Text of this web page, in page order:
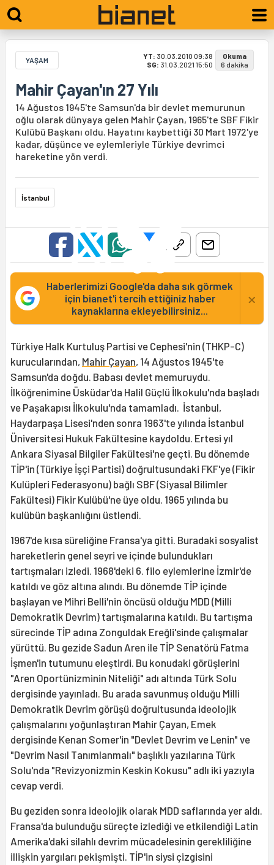
YAŞAM YT: 30.03.2010 09:38
SG: 31.03.2021 15:50
Okuma
6 dakika
Mahir Çayan'ın 27 Yılı
14 Ağustos 1945'te Samsun'da bir devlet memurunun
oğlu olarak dünyaya gelen Mahir Çayan, 1965'te SBF Fikir
Kulübü Başkanı oldu. Hayatını kaybettiği 30 Mart 1972'ye
kadar, düşünce ve eylemleriyle Türkiye devrimci
hareketine yön verdi.
İstanbul
Haberlerimizi Google'da daha sık görmek
için bianet'i tercih ettiğiniz haber
kaynaklarına ekleyebilirsiniz...
×
Türkiye Halk Kurtuluş Partisi ve Cephesi'nin (THKP-C)
kurucularından, Mahir Çayan, 14 Ağustos 1945'te
Samsun'da doğdu. Babası devlet memuruydu.
İlköğrenimine Üsküdar'da Halil Güçlü İlkokulu'nda başladı
ve Paşakapısı İlkokulu'nda tamamladı. İstanbul,
Haydarpaşa Lisesi'nden sonra 1963'te yılında İstanbul
Üniversitesi Hukuk Fakültesine kaydoldu. Ertesi yıl
Ankara Siyasal Bilgiler Fakültesi'ne geçti. Bu dönemde
TİP'in (Türkiye İşçi Partisi) doğrultusundaki FKF'ye (Fikir
Kulüpleri Federasyonu) bağlı SBF (Siyasal Bilimler
Fakültesi) Fikir Kulübü'ne üye oldu. 1965 yılında bu
kulübün başkanlığını üstlendi.
1967'de kısa süreliğine Fransa'ya gitti. Buradaki sosyalist
hareketlerin genel seyri ve içinde bulundukları
tartışmaları izledi. 1968'deki 6. filo eylemlerine İzmir'de
katıldı ve göz altına alındı. Bu dönemde TİP içinde
başlayan ve Mihri Belli'nin öncüsü olduğu MDD (Milli
Demokratik Devrim) tartışmalarına katıldı. Bu tartışma
sürecinde TİP adına Zonguldak Ereğli'sinde çalışmalar
yürüttü. Bu gezide Sadun Aren ile TİP Senatörü Fatma
İşmen'in tutumunu eleştirdi. Bu konudaki görüşlerini
"Aren Oportünizminin Niteliği" adı altında Türk Solu
dergisinde yayınladı. Bu arada savunmuş olduğu Milli
Demokratik Devrim görüşü doğrultusunda ideolojik
çalışmalarını yoğunlaştıran Mahir Çayan, Emek
dergisinde Kenan Somer'in "Devlet Devrim ve Lenin" ve
"Devrim Nasıl Tanımlanmalı" başlıklı yazılarına Türk
Solu'nda "Revizyonizmin Keskin Kokusu" adlı iki yazıyla
cevap verdi.
Bu geziden sonra ideolojik olarak MDD saflarında yer aldı.
Fransa'da bulunduğu süreçte izlediği ve etkilendiği Latin
Amerika'daki silahlı devrim mücadelesinin gerekliliğine
illişkin yargıları pekişmişti. TİP'in siysi çizgisini